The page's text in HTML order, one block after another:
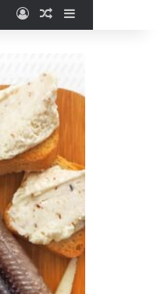
AccesoPublicación al